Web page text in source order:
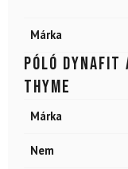
Márka
Póló
Thyme
Márka
Nem